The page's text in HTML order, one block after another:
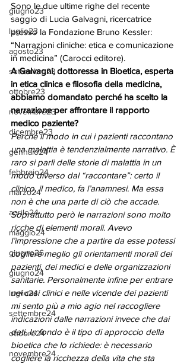
giugno23
luglio23
agosto23
settembre23
ottobre23
novembre23
dicembre23
gennaio24
febbraio24
marzo24
aprile24
maggio24
giugno26
giugno24
luglio24
settembre24
ottobre24
novembre24
Sono le due ultime righe del recente
saggio di Lucia Galvagni, ricercatrice
presso la Fondazione Bruno Kessler:
“Narrazioni cliniche: etica e comunicazione
in medicina” (Carocci editore).
A Galvagni, dottoressa in Bioetica, esperta
in etica clinica e filosofia della medicina,
abbiamo domandato perché ha scelto la
narrazione per affrontare il rapporto
medico paziente?
Perché il modo in cui i pazienti raccontano
una malattia è tendenzialmente narrativo. È
raro si parli delle storie di malattia in un
modo diverso dal “raccontare”: certo il
clinico, il medico, fa l’anamnesi. Ma essa
non è che una parte di ciò che accade.
Soprattutto però le narrazioni sono molto
ricche di elementi morali. Avevo
l’impressione che a partire da esse potessi
cogliere meglio gli orientamenti morali dei
pazienti, dei medici e delle organizzazioni
sanitarie. Personalmente infine per entrare
nei casi clinici e nelle vicende dei pazienti
mi sento più a mio agio nel raccogliere
indicazioni dalle narrazioni invece che dai
dati. In fondo è il tipo di approccio della
bioetica che lo richiede: è necessario
cogliere la ricchezza della vita che sta